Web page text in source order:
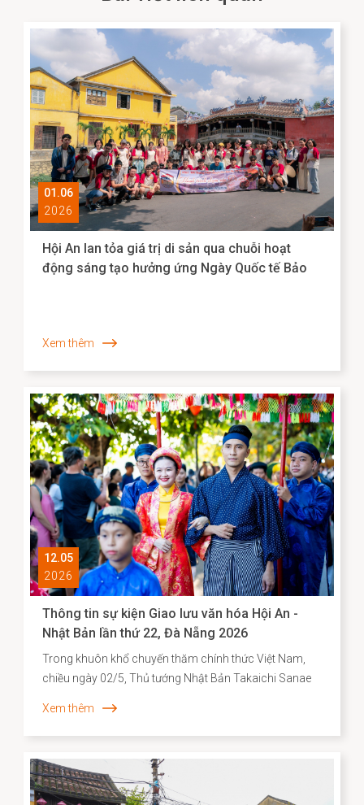
01.06
2026
Hội An lan tỏa giá trị di sản qua chuỗi hoạt
động sáng tạo hưởng ứng Ngày Quốc tế Bảo
Xem thêm
12.05
2026
Thông tin sự kiện Giao lưu văn hóa Hội An -
Nhật Bản lần thứ 22, Đà Nẵng 2026
Trong khuôn khổ chuyến thăm chính thức Việt Nam,
chiều ngày 02/5, Thủ tướng Nhật Bản Takaichi Sanae
Sanae đã bày tỏ mong muốn được thăm Di sản văn
hóa thế giới Hội An, để bước đi trên những con đường
mà cộng đồng người Nhật ở đó từng đi qua. Nơi có di
tích Chùa Cầu vừa được hoàn thành trùng tu với sự hợp
Xem thêm